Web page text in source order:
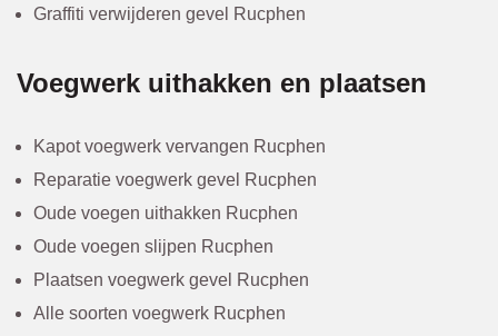
Graffiti verwijderen gevel Rucphen
Voegwerk uithakken en plaatsen
Kapot voegwerk vervangen Rucphen
Reparatie voegwerk gevel Rucphen
Oude voegen uithakken Rucphen
Oude voegen slijpen Rucphen
Plaatsen voegwerk gevel Rucphen
Alle soorten voegwerk Rucphen